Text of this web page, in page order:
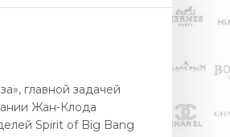
главной задачей
Жан-Клода
Spirit of Big Bang